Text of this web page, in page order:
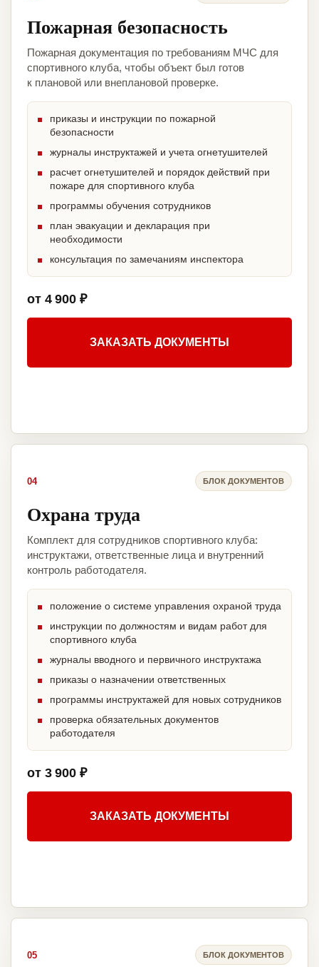
Пожарная безопасность
Пожарная документация по требованиям МЧС для
спортивного клуба, чтобы объект был готов
к плановой или внеплановой проверке.
приказы и инструкции по пожарной
безопасности
журналы инструктажей и учета огнетушителей
расчет огнетушителей и порядок действий при
пожаре для спортивного клуба
программы обучения сотрудников
план эвакуации и декларация при
необходимости
консультация по замечаниям инспектора
от 4 900 ₽
ЗАКАЗАТЬ ДОКУМЕНТЫ
04 БЛОК ДОКУМЕНТОВ
Охрана труда
Комплект для сотрудников спортивного клуба:
инструктажи, ответственные лица и внутренний
контроль работодателя.
положение о системе управления охраной труда
инструкции по должностям и видам работ для
спортивного клуба
журналы вводного и первичного инструктажа
приказы о назначении ответственных
программы инструктажей для новых сотрудников
проверка обязательных документов
работодателя
от 3 900 ₽
ЗАКАЗАТЬ ДОКУМЕНТЫ
05 БЛОК ДОКУМЕНТОВ